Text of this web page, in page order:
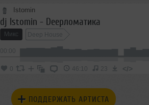
Istomin
dj Istomin - Deepломатика
Микс Deep House
46:10 23 </>
ПОДДЕРЖАТЬ АРТИСТА